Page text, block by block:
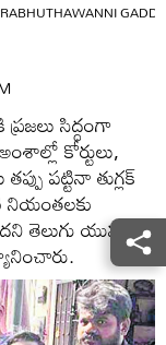
సిద్ధంగా
కోర్టులు,
పట్టినా తుగ్లక్‌
నియంతలకు
తెలుగు యువత